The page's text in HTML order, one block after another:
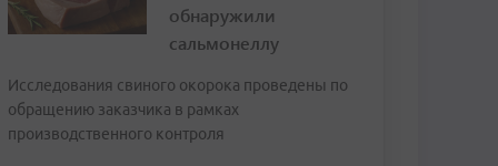
обнаружили
сальмонеллу
Исследования свиного окорока проведены по
обращению заказчика в рамках
производственного контроля